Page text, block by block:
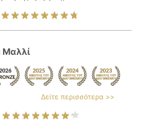
Μαλλί
Δείτε περισσότερα >>